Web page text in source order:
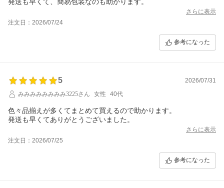
さらに表示
注文日：2026/07/24
参考になった
5
2026/07/31
みみみみみみみみ3225さん
女性 40代
色々品揃えが多くてまとめて買えるので助かります。
発送も早くてありがとうございました。
さらに表示
注文日：2026/07/25
参考になった